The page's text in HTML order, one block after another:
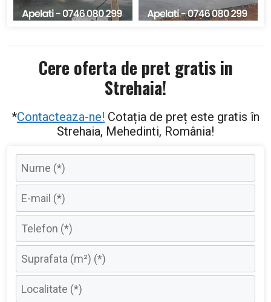
Cere oferta de pret gratis in
Strehaia!
*Contacteaza-ne! Cotația de preț este gratis în
Strehaia, Mehedinti, România!